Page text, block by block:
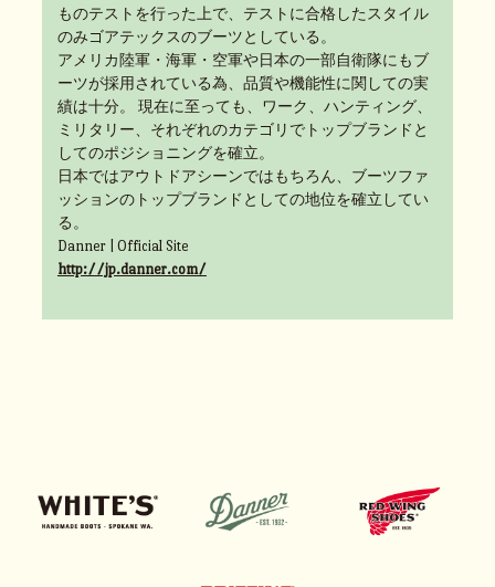
ものテストを行った上で、テストに合格したスタイル
のみゴアテックスのブーツとしている。
アメリカ陸軍・海軍・空軍や日本の一部自衛隊にもブ
ーツが採用されている為、品質や機能性に関しての実
績は十分。 現在に至っても、ワーク、ハンティング、
ミリタリー、それぞれのカテゴリでトップブランドと
してのポジショニングを確立。
日本ではアウトドアシーンではもちろん、ブーツファ
ッションのトップブランドとしての地位を確立してい
る。
Danner | Official Site
http://jp.danner.com/